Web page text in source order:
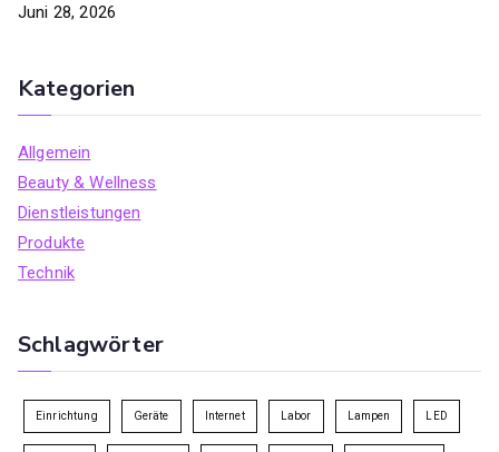
Juni 28, 2026
Kategorien
Allgemein
Beauty & Wellness
Dienstleistungen
Produkte
Technik
Schlagwörter
Einrichtung Geräte Internet Labor Lampen LED